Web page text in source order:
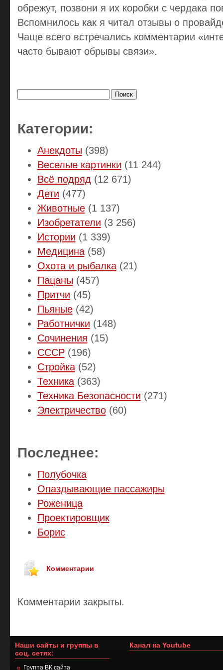
обрежут, позвони я их коробки с чердака
Вспомнилось как я читал отзывы о
Чаще всего встречались комментарии
часто бывают обрывы связи».
Категории:
Анекдоты (398)
Веселые картинки (11 244)
Всё подряд (12 671)
Дети (477)
Животные(1 137)
Изобретатели (3 256)
Истории (1 339)
Медицина(58)
Охота и рыбалка(21)
Пацаны (457)
Притчи (45)
Пьяные(42)
Работнички (148)
Сочинения (15)
СССР(196)
Стройка(52)
Техника(363)
Техника Безопасности (271)
Электричество(60)
Последнее:
Полубочка
Опаздывающие пассажиры
Роженица
Проектировщик
Борис
Комментарии
Комментарии закрыты.
Наши сайты и группы в
соц. сетях:
Группа ВК сайта
Канал на Youtube